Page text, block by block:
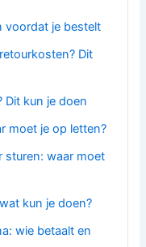
voordat je bestelt
Dit
Dit kun je doen
moet je op letten?
sturen: waar moet
kun je doen?
wie betaalt en